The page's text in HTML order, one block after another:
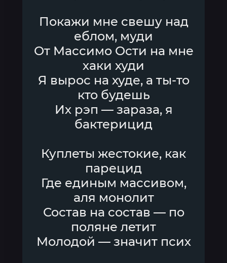
Покажи мне свешу над
еблом, муди
От Массимо Ости на мне
хаки худи
Я вырос на худе, а ты-то
кто будешь
Их рэп — зараза, я
бактерицид
Куплеты жестокие, как
парецид
Где единым массивом,
аля монолит
Состав на состав — по
поляне летит
Молодой — значит псих